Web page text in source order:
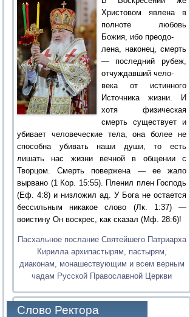
Христовом явлена в
полноте любовь
Божия, ибо преодо-
лена, наконец, смерть
— последний рубеж,
отчуждавший чело-
века от истинного
Источника жизни. И
хотя физическая
смерть существует и
убивает человеческие тела, она более не
способна убивать наши души, то есть
лишать нас жизни вечной в общении с
Творцом. Смерть повержена — ее жало
вырвано (1 Кор. 15:55). Пленил плен Господь
(Еф. 4:8) и низложил ад. У Бога не остается
бессильным никакое слово (Лк. 1:37) —
воистину Он воскрес, как сказал (Мф. 28:6)!
Пасхальное послание Святейшего Патриарха
Кирилла архипастырям, пастырям,
диаконам, монашествующим и всем верным
чадам Русской Православной Церкви
Слово Ректора